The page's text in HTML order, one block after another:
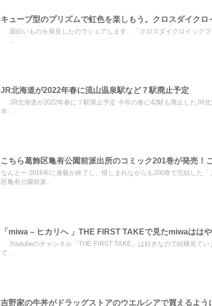
キューブ型のプリズムで虹色を楽しもう。クロスダイクロ
面白いものを発見したのでシェアします。「クロスダイクロイックプ
...
JR北海道が2022年春に流山温泉駅など７駅廃止予定
JR北海道が2022年春に７駅廃止予定 今年の春に42駅も廃止したJR
年...
こちら葛飾区亀有公園前派出所のコミック201巻が発売！
なんとー 2016年に連載が終了し、惜しまれながらも200巻で完結した
区亀有公園前派...
「miwa – ヒカリへ 」THE FIRST TAKEで見たmiwaはは
Youtubeのチャンネル「THE FIRST TAKE」は好きなので結構見てい
て...
吉野家の牛丼がドラッグストアのウエルシアで買えるよう